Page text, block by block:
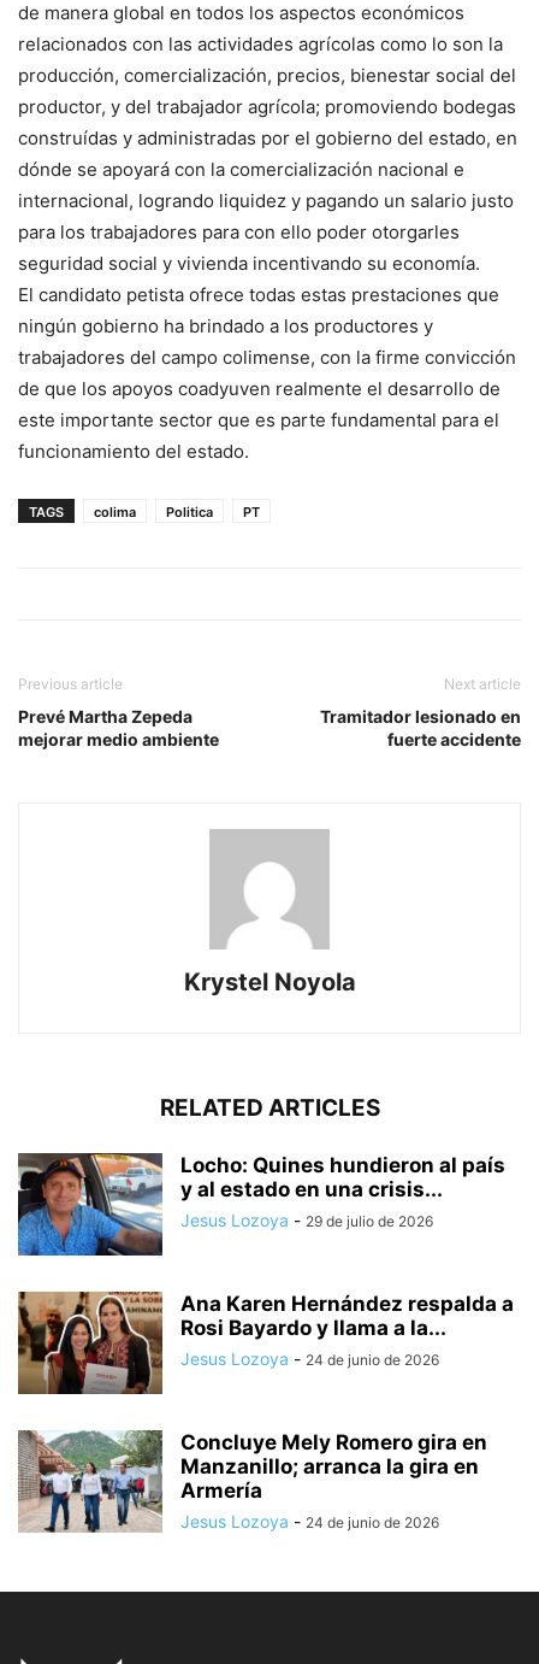
de manera global en todos los aspectos económicos
relacionados con las actividades agrícolas como lo son la
producción, comercialización, precios, bienestar social del
productor, y del trabajador agrícola; promoviendo bodegas
construídas y administradas por el gobierno del estado, en
dónde se apoyará con la comercialización nacional e
internacional, logrando liquidez y pagando un salario justo
para los trabajadores para con ello poder otorgarles
seguridad social y vivienda incentivando su economía.
El candidato petista ofrece todas estas prestaciones que
ningún gobierno ha brindado a los productores y
trabajadores del campo colimense, con la firme convicción
de que los apoyos coadyuven realmente el desarrollo de
este importante sector que es parte fundamental para el
funcionamiento del estado.
TAGS colima Politica PT
Previous article
Prevé Martha Zepeda
mejorar medio ambiente
Next article
Tramitador lesionado en
fuerte accidente
Krystel Noyola
RELATED ARTICLES
Locho: Quines hundieron al país
y al estado en una crisis...
Jesus Lozoya - 29 de julio de 2026
Ana Karen Hernández respalda a
Rosi Bayardo y llama a la...
Jesus Lozoya - 24 de junio de 2026
Concluye Mely Romero gira en
Manzanillo; arranca la gira en
Armería
Jesus Lozoya - 24 de junio de 2026